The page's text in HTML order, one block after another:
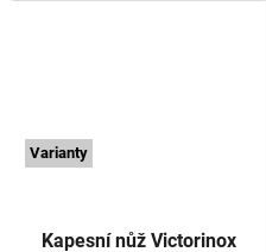
Varianty
Kapesní nůž Victorinox